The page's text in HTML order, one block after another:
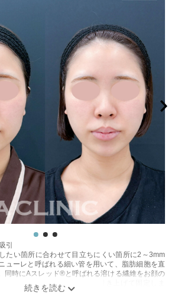
引
たい箇所に合わせて目立ちにくい箇所に2～3mm
ューレと呼ばれる細い管を用いて、脂肪細胞を直
同時にAスレッド®と呼ばれる溶ける繊維をお顔の
へ挿入し、皮膚を内側から引き上げて固定しま